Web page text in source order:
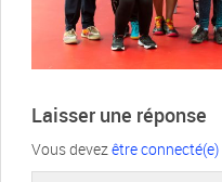
Laisser une réponse
Vous devez être connecté(e)